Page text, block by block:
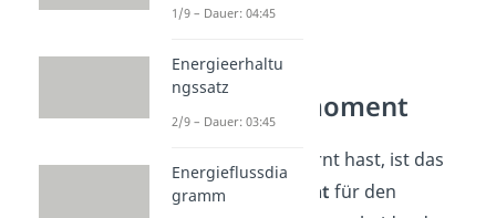
schneller.
Trägheitsmoment
Wie du jetzt gelernt hast, ist das
Trägheitsmoment für den
1/9 – Dauer: 04:45
Energieerhaltu
ngssatz
2/9 – Dauer: 03:45
Energieflussdia
gramm